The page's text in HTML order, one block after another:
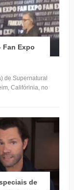
Fan Expo
de Supernatural
Califórinia, no
de